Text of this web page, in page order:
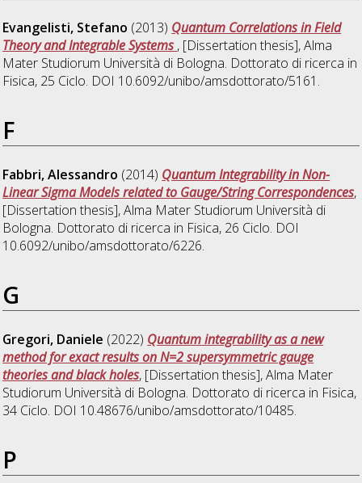
Evangelisti, Stefano (2013) Quantum Correlations in Field
Theory and Integrable Systems , [Dissertation thesis], Alma
Mater Studiorum Università di Bologna. Dottorato di ricerca in
Fisica, 25 Ciclo. DOI 10.6092/unibo/amsdottorato/5161.
F
Fabbri, Alessandro (2014) Quantum Integrability in Non-
Linear Sigma Models related to Gauge/String Correspondences,
[Dissertation thesis], Alma Mater Studiorum Università di
Bologna. Dottorato di ricerca in Fisica, 26 Ciclo. DOI
10.6092/unibo/amsdottorato/6226.
G
Gregori, Daniele (2022) Quantum integrability as a new
method for exact results on N=2 supersymmetric gauge
theories and black holes, [Dissertation thesis], Alma Mater
Studiorum Università di Bologna. Dottorato di ricerca in Fisica,
34 Ciclo. DOI 10.48676/unibo/amsdottorato/10485.
P